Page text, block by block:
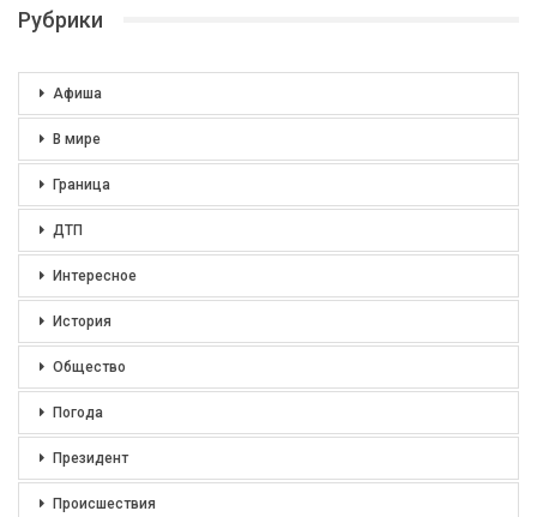
Рубрики
Афиша
В мире
Граница
ДТП
Интересное
История
Общество
Погода
Президент
Происшествия